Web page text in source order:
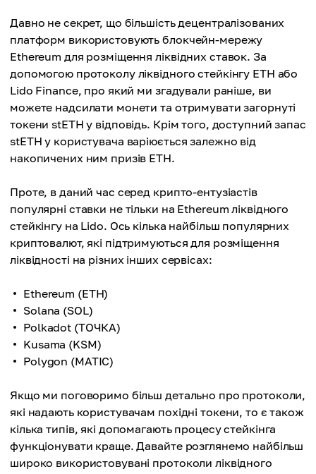
Давно не секрет, що більшість децентралізованих
платформ використовують блокчейн-мережу
Ethereum для розміщення ліквідних ставок. За
допомогою протоколу ліквідного стейкінгу ETH або
Lido Finance, про який ми згадували раніше, ви
можете надсилати монети та отримувати загорнуті
токени stETH у відповідь. Крім того, доступний запас
stETH у користувача варіюється залежно від
накопичених ним призів ETH.
Проте, в даний час серед крипто-ентузіастів
популярні ставки не тільки на Ethereum ліквідного
стейкінгу на Lido. Ось кілька найбільш популярних
криптовалют, які підтримуються для розміщення
ліквідності на різних інших сервісах:
Ethereum (ETH)
Solana (SOL)
Polkadot (ТОЧКА)
Kusama (KSM)
Polygon (MATIC)
Якщо ми поговоримо більш детально про протоколи,
які надають користувачам похідні токени, то є також
кілька типів, які допомагають процесу стейкінга
функціонувати краще. Давайте розглянемо найбільш
широко використовувані протоколи ліквідного